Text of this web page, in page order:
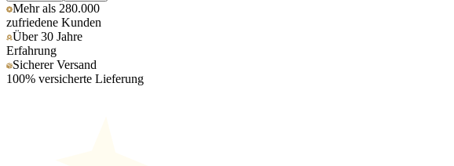
Mehr als 280.000
zufriedene Kunden
Über 30 Jahre
Erfahrung
Sicherer Versand
100% versicherte Lieferung